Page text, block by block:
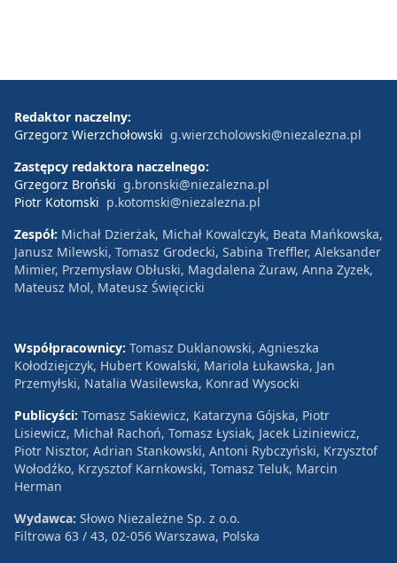
Redaktor naczelny:
Grzegorz Wierzchołowski g.wierzcholowski@niezalezna.pl
Zastępcy redaktora naczelnego:
Grzegorz Broński g.bronski@niezalezna.pl
Piotr Kotomski p.kotomski@niezalezna.pl
Zespół: Michał Dzierżak, Michał Kowalczyk, Beata Mańkowska,
Janusz Milewski, Tomasz Grodecki, Sabina Treffler, Aleksander
Mimier, Przemysław Obłuski, Magdalena Żuraw, Anna Zyzek,
Mateusz Mol, Mateusz Święcicki
Współpracownicy: Tomasz Duklanowski, Agnieszka
Kołodziejczyk, Hubert Kowalski, Mariola Łukawska, Jan
Przemyłski, Natalia Wasilewska, Konrad Wysocki
Publicyści: Tomasz Sakiewicz, Katarzyna Gójska, Piotr
Lisiewicz, Michał Rachoń, Tomasz Łysiak, Jacek Liziniewicz,
Piotr Nisztor, Adrian Stankowski, Antoni Rybczyński, Krzysztof
Wołodźko, Krzysztof Karnkowski, Tomasz Teluk, Marcin
Herman
Wydawca: Słowo Niezależne Sp. z o.o.
Filtrowa 63 / 43, 02-056 Warszawa, Polska